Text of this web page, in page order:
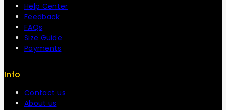
Help Center
Feedback
FAQs
Size Guide
Payments
Info
Contact us
About us